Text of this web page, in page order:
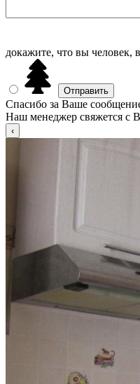
докажите, что вы человек,
Спасибо за Ваше
Наш менеджер свяжется с